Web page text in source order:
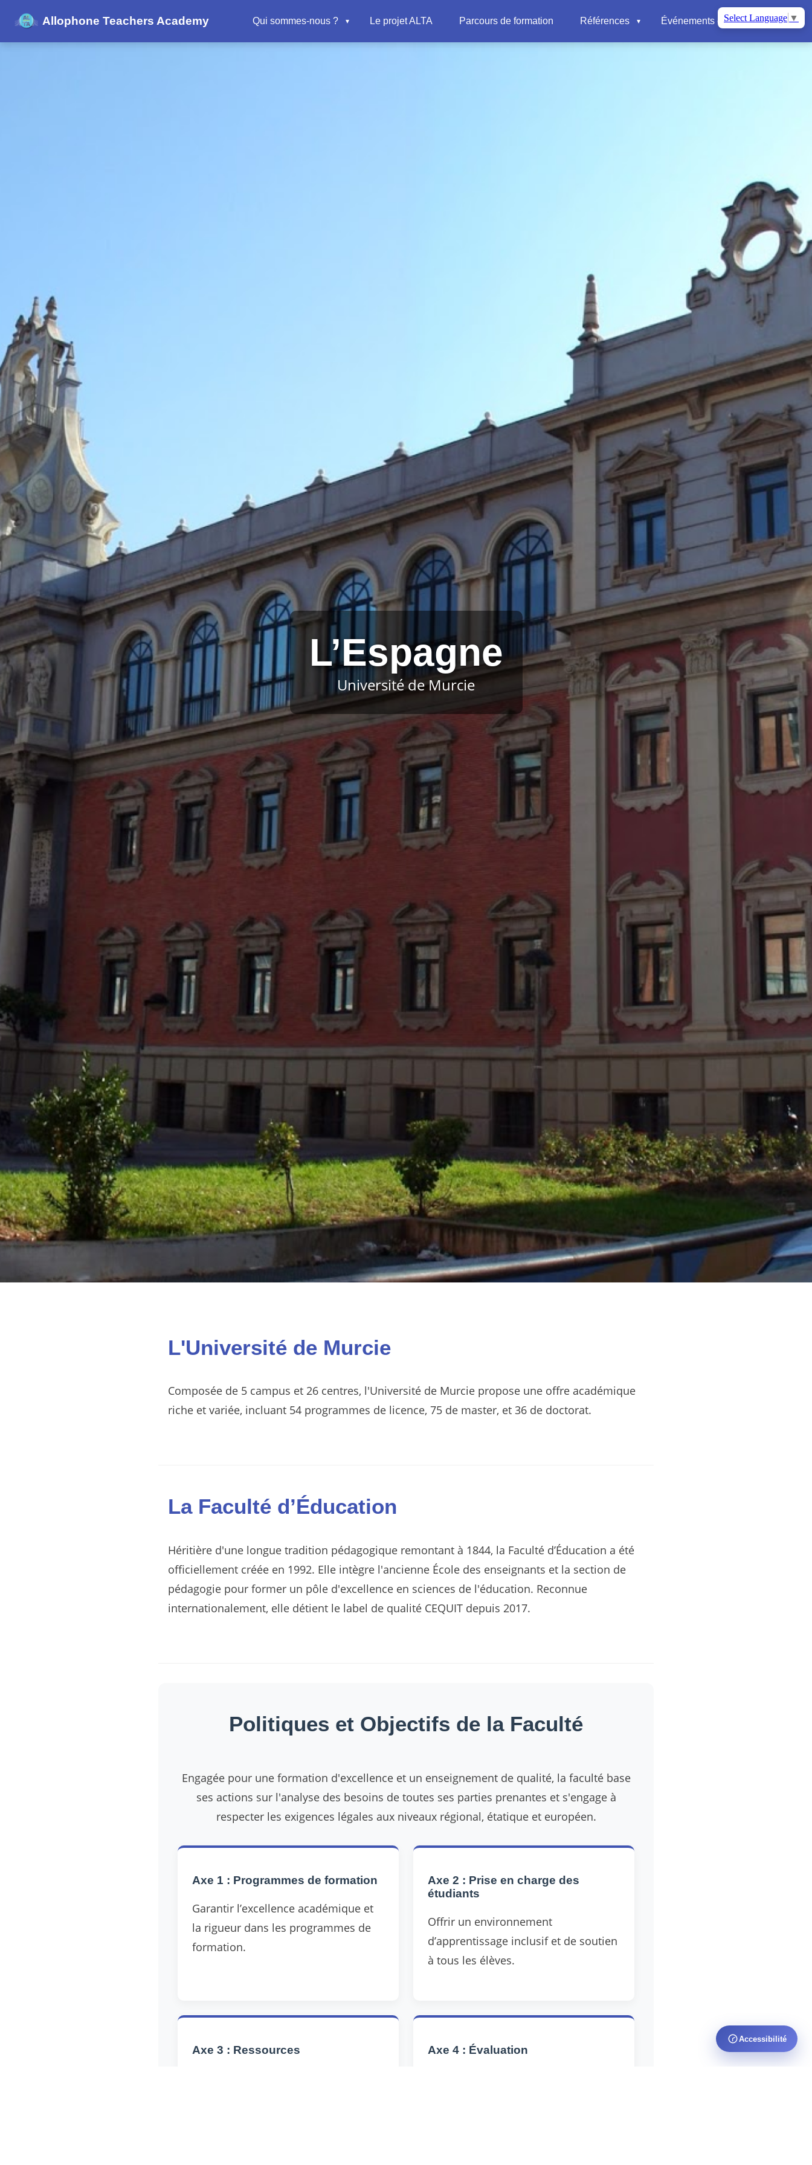
Select Language ▼
Allophone Teachers Academy Qui sommes-nous ? Le projet ALTA Parcours de formation Références Événements et nouvelles 📍
L’Espagne
Université de Murcie
L'Université de Murcie
Composée de 5 campus et 26 centres, l'Université de Murcie propose une offre académique
riche et variée, incluant 54 programmes de licence, 75 de master, et 36 de doctorat.
La Faculté d’Éducation
Héritière d'une longue tradition pédagogique remontant à 1844, la Faculté d’Éducation a été
officiellement créée en 1992. Elle intègre l'ancienne École des enseignants et la section de
pédagogie pour former un pôle d'excellence en sciences de l'éducation. Reconnue
internationalement, elle détient le label de qualité CEQUIT depuis 2017.
Politiques et Objectifs de la Faculté
Engagée pour une formation d'excellence et un enseignement de qualité, la faculté base
ses actions sur l'analyse des besoins de toutes ses parties prenantes et s'engage à
respecter les exigences légales aux niveaux régional, étatique et européen.
Axe 1 : Programmes de formation
Garantir l’excellence académique et
la rigueur dans les programmes de
formation.
Axe 2 : Prise en charge des
étudiants
Offrir un environnement
d’apprentissage inclusif et de soutien
à tous les élèves.
Axe 3 : Ressources Axe 4 : Évaluation
Accessibilité